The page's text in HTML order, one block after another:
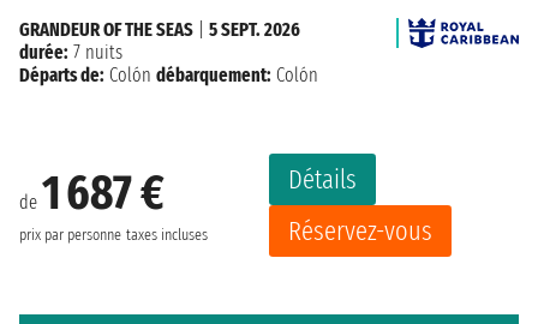
de 1 687 €
prix par personne taxes incluses
Détails
Réservez-vous
GRANDEUR OF THE SEAS
5 SEPT. 2026
durée: 7 nuits
Départs de: Colón débarquement: Colón